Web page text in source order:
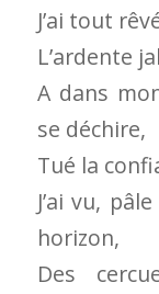
J’ai tout
L’ardente
A dans
se déchire,
Tué la
J’ai vu,
horizon,
Des